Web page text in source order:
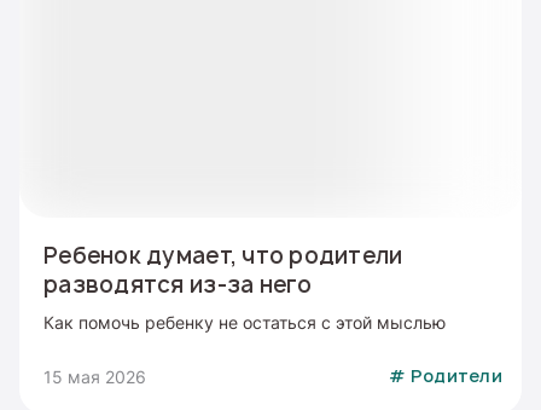
Ребенок думает, что родители
разводятся из-за него
Как помочь ребенку не остаться с этой мыслью
15 мая 2026 # Родители